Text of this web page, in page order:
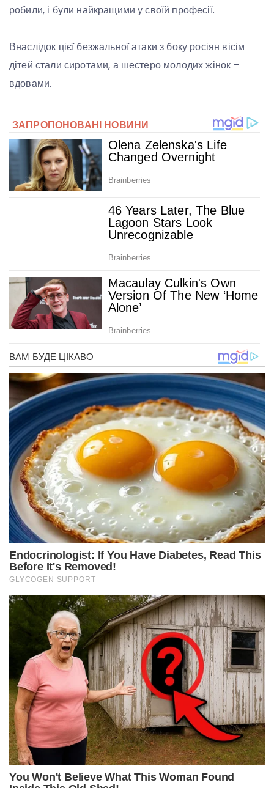
робили, і були найкращими у своїй професії.
Внаслідок цієї безжальної атаки з боку росіян вісім
дітей стали сиротами, а шестеро молодих жінок –
вдовами.